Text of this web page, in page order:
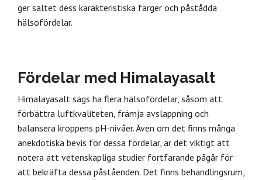
ger saltet dess karakteristiska färger och påstådda
hälsofördelar.
Fördelar med Himalayasalt
Himalayasalt sägs ha flera hälsofördelar, såsom att
förbättra luftkvaliteten, främja avslappning och
balansera kroppens pH-nivåer. Även om det finns många
anekdotiska bevis för dessa fördelar, är det viktigt att
notera att vetenskapliga studier fortfarande pågår för
att bekräfta dessa påståenden. Det finns behandlingsrum,